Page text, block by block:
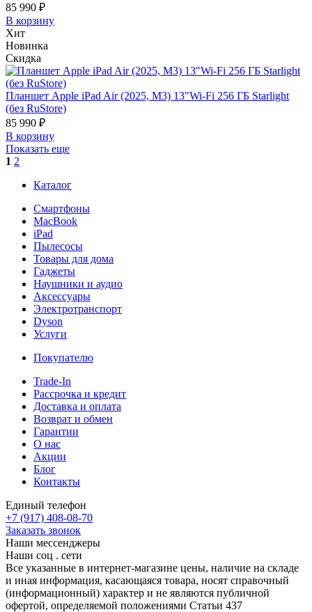
85 990 ₽
В корзину
Хит
Новинка
Скидка
Планшет Apple iPad Air (2025, M3) 13"Wi-Fi 256 ГБ Starlight
(без RuStore)
85 990 ₽
В корзину
Показать еще
1 2
Каталог
Смартфоны
MacBook
iPad
Пылесосы
Товары для дома
Гаджеты
Наушники и аудио
Аксессуары
Электротранспорт
Dyson
Услуги
Покупателю
Trade-In
Рассрочка и кредит
Доставка и оплата
Возврат и обмен
Гарантии
О нас
Акции
Блог
Контакты
Единый телефон
+7 (917) 408-08-70
Заказать звонок
Наши мессенджеры
Наши соц . сети
Все указанные в интернет-магазине цены, наличие на складе
и иная информация, касающаяся товара, носят справочный
(информационный) характер и не являются публичной
офертой, определяемой положениями Статьи 437